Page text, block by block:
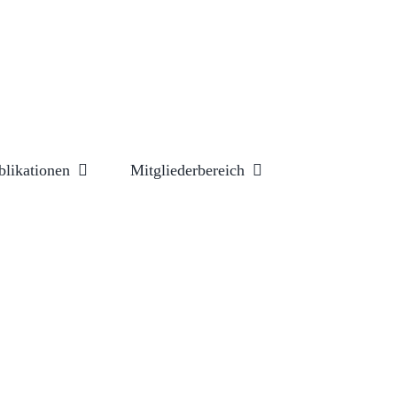
Mitgliederbereich